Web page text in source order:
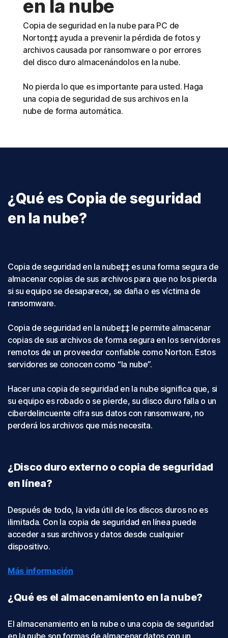
en la nube
Copia de seguridad en la nube para PC de
Norton‡‡ ayuda a prevenir la pérdida de fotos y
archivos causada por ransomware o por errores
del disco duro almacenándolos en la nube.
No pierda lo que es importante para usted. Haga
una copia de seguridad de sus archivos en la
nube de forma automática.
¿Qué es Copia de seguridad
en la nube?
Copia de seguridad en la nube‡‡ es una forma segura de
almacenar copias de sus archivos para que no los pierda
si su equipo se desaparece, se daña o es víctima de
ransomware.
Copia de seguridad en la nube‡‡ le permite almacenar
copias de sus archivos de forma segura en los servidores
remotos de un proveedor confiable como Norton. Estos
servidores se conocen como “la nube”.
Hacer una copia de seguridad en la nube significa que, si
su equipo es robado o se pierde, su disco duro falla o un
ciberdelincuente cifra sus datos con ransomware, no
perderá los archivos que más necesita.
¿Disco duro externo o copia de seguridad
en línea?
Después de todo, la vida útil de los discos duros no es
ilimitada. Con la copia de seguridad en línea puede
acceder a sus archivos y datos desde cualquier
dispositivo.
Más información
¿Qué es el almacenamiento en la nube?
El almacenamiento en la nube o una copia de seguridad
en la nube son formas de almacenar datos con un